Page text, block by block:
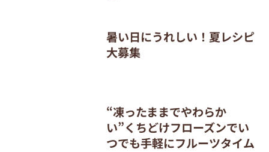
暑い日にうれしい！夏レシピ
大募集
“凍ったままでやわらか
い”くちどけフローズンでい
つでも手軽にフルーツタイム